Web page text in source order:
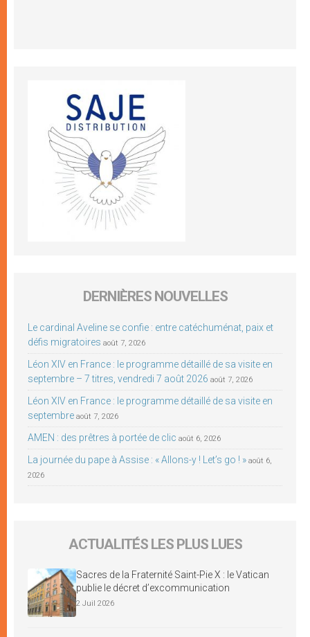
DERNIÈRES NOUVELLES
Le cardinal Aveline se confie : entre catéchuménat, paix et
défis migratoires août 7, 2026
Léon XIV en France : le programme détaillé de sa visite en
septembre – 7 titres, vendredi 7 août 2026 août 7, 2026
Léon XIV en France : le programme détaillé de sa visite en
septembre août 7, 2026
AMEN : des prêtres à portée de clic août 6, 2026
La journée du pape à Assise : « Allons-y ! Let’s go ! » août 6,
2026
ACTUALITÉS LES PLUS LUES
Sacres de la Fraternité Saint-Pie X : le Vatican
publie le décret d’excommunication
2 Juil 2026